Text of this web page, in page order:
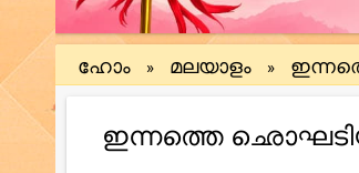
ഹോം » മലയാളം »
ഇന്നത്തെ ഛൊഘടിയ